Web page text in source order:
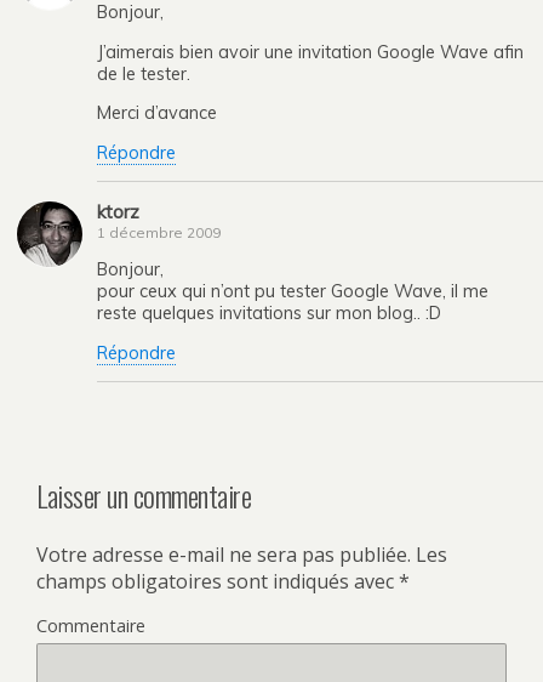
Bonjour,
J’aimerais bien avoir une invitation Google Wave afin
de le tester.
Merci d’avance
Répondre
ktorz
1 décembre 2009
Bonjour,
pour ceux qui n’ont pu tester Google Wave, il me
reste quelques invitations sur mon blog.. :D
Répondre
Laisser un commentaire
Votre adresse e-mail ne sera pas publiée. Les
champs obligatoires sont indiqués avec*
Commentaire